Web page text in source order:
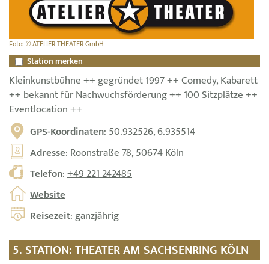
Foto: © ATELIER THEATER GmbH
Station merken
Kleinkunstbühne ++ gegründet 1997 ++ Comedy, Kabarett
++ bekannt für Nachwuchsförderung ++ 100 Sitzplätze ++
Eventlocation ++
GPS-Koordinaten: 50.932526, 6.935514
Adresse: Roonstraße 78, 50674 Köln
Telefon:+49 221 242485
Website
Reisezeit: ganzjährig
5. STATION: THEATER AM SACHSENRING KÖLN